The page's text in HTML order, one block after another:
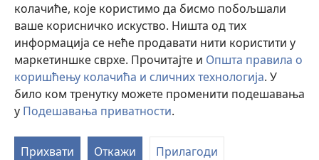
колачиће, које користимо да бисмо побољшали
ваше корисничко искуство. Ништа од тих
информација се неће продавати нити користити у
маркетиншке сврхе. Прочитајте и Општа правила о
коришћењу колачића и сличних технологија. У
било ком тренутку можете променити подешавања
у Подешавања приватности.
Прихвати Откажи Прилагоди
Watchtower Library ®
Copyright© 2026 Watch Tower Bible and Tract Society of Pennsylvania.
ПРАВИЛА КОРИШЋЕЊА|ПРИВАТНОСТ
ПРИВАТНОСТИ